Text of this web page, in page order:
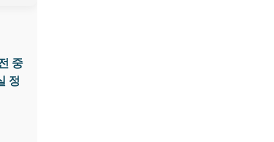
중
정